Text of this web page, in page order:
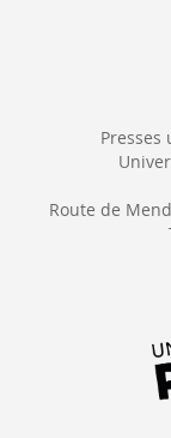
Route de